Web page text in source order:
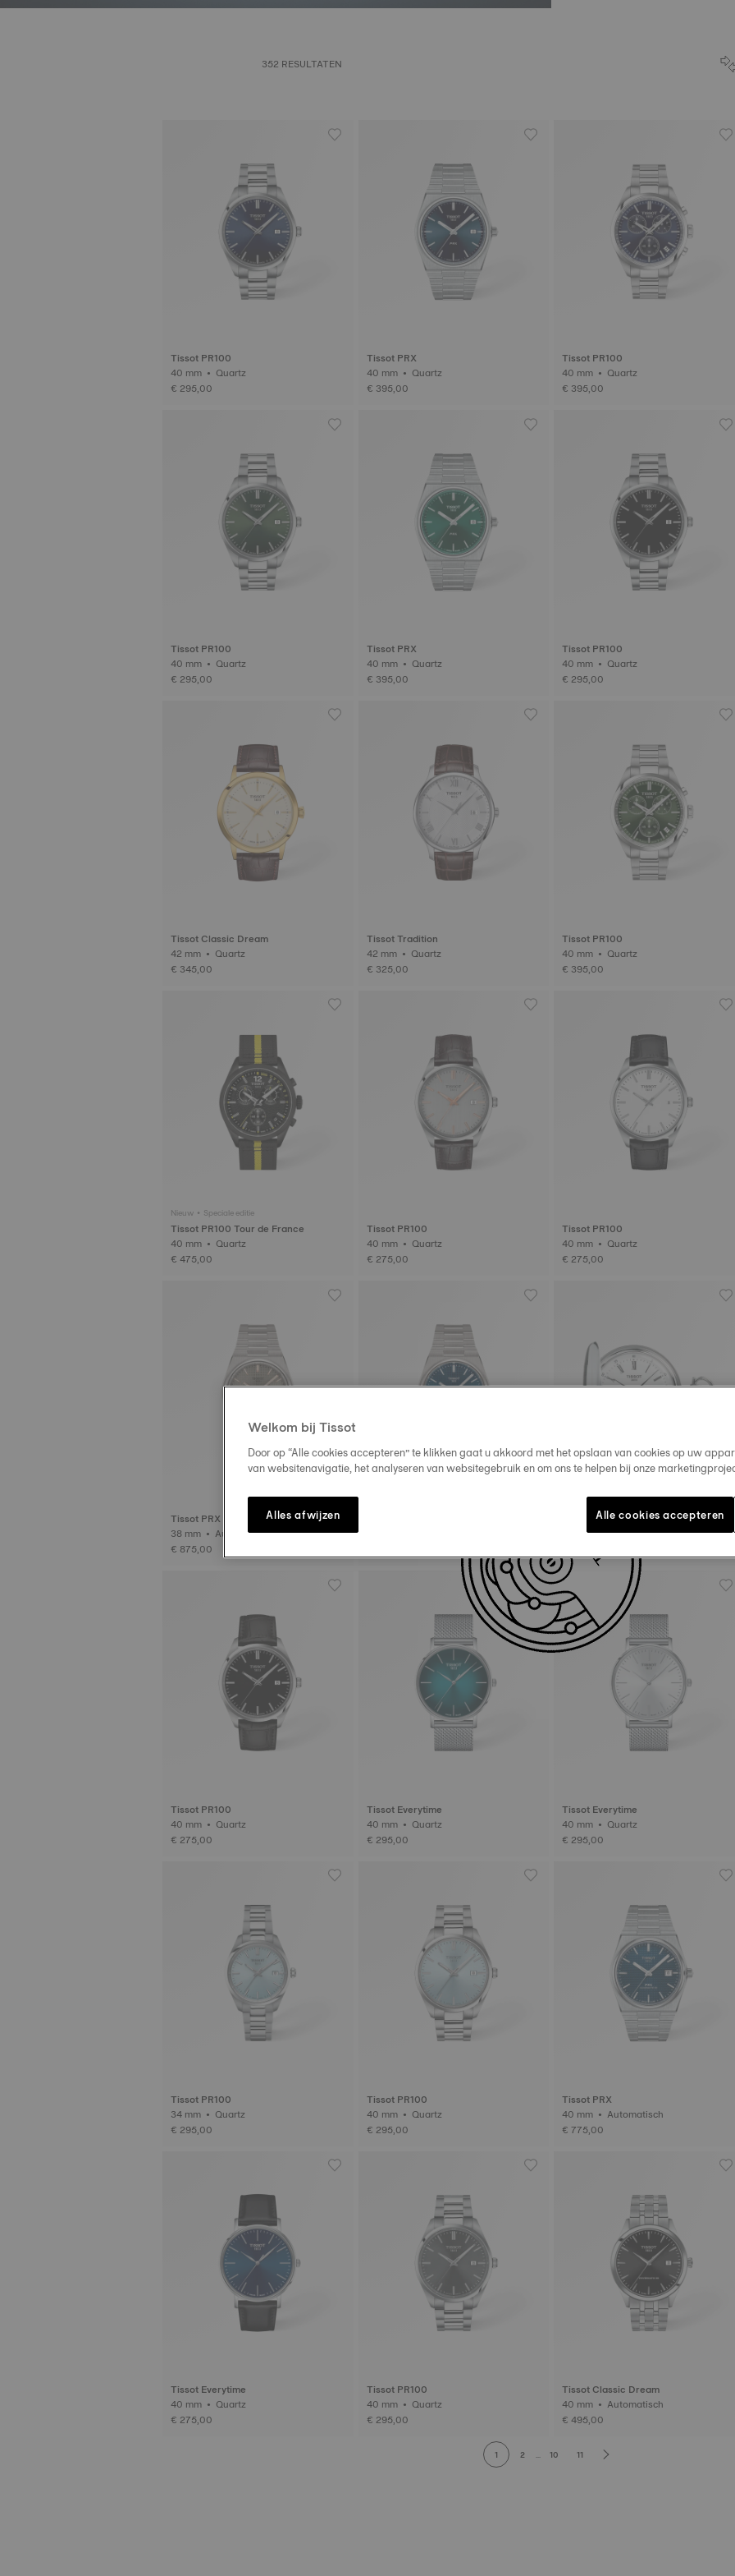
352 RESULTATEN
Tissot PR100
40 mm • Quartz
€ 295,00
Tissot PRX
40 mm • Quartz
€ 395,00
Tissot PR100
40 mm • Quartz
€ 395,00
Tissot PR100
40 mm • Quartz
€ 295,00
Tissot PRX
40 mm • Quartz
€ 395,00
Tissot PR100
40 mm • Quartz
€ 295,00
Tissot Classic Dream
42 mm • Quartz
€ 345,00
Tissot Tradition
42 mm • Quartz
€ 325,00
Tissot PR100
40 mm • Quartz
€ 395,00
Nieuw • Speciale editie
Tissot PR100 Tour de France
40 mm • Quartz
€ 475,00
Tissot PR100
40 mm • Quartz
€ 275,00
Tissot PR100
40 mm • Quartz
€ 275,00
Tissot PRX
38 mm • Automatisch • Titanium
€ 875,00
Tissot Savonnette
48.5 mm • Quartz
Tissot PR100
40 mm • Quartz
€ 275,00
Tissot Everytime
40 mm • Quartz
€ 295,00
Tissot Everytime
40 mm • Quartz
€ 295,00
Tissot PR100
34 mm • Quartz
€ 295,00
Tissot PR100
40 mm • Quartz
€ 295,00
Tissot PRX
40 mm • Automatisch
€ 775,00
Tissot Everytime
40 mm • Quartz
€ 275,00
Tissot PR100
40 mm • Quartz
€ 295,00
Tissot Classic Dream
40 mm • Automatisch
€ 495,00
1 2 ... 10 11
Welkom bij Tissot
Door op “Alle cookies accepteren” te klikken gaat u akkoord met het opslaan van cookies op uw
van websitenavigatie, het analyseren van websitegebruik en om ons te helpen bij onze
Alles afwijzen Alle cookies accepteren